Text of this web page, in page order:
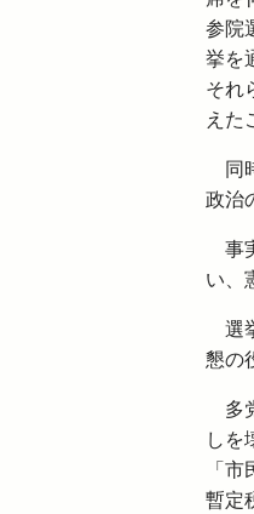
参院
挙を
それ
えた
同
政治
事
い、
選
懇の
多
しを
「
暫定